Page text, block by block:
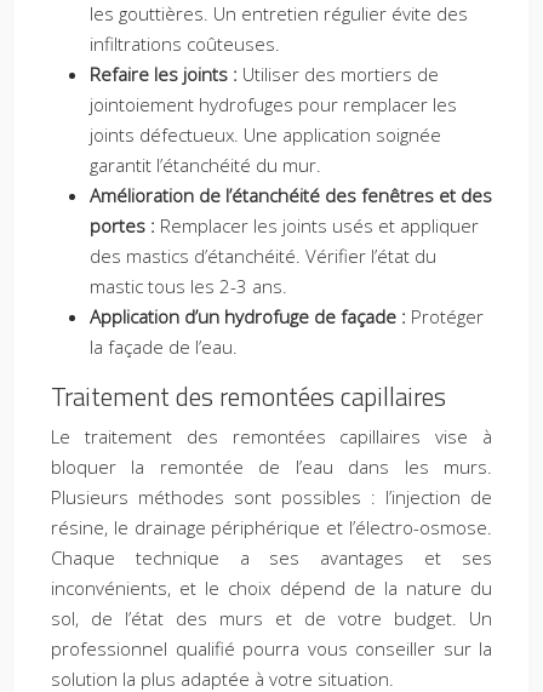
les gouttières. Un entretien régulier évite des
infiltrations coûteuses.
Refaire les joints : Utiliser des mortiers de
jointoiement hydrofuges pour remplacer les
joints défectueux. Une application soignée
garantit l’étanchéité du mur.
Amélioration de l’étanchéité des fenêtres et des
portes : Remplacer les joints usés et appliquer
des mastics d’étanchéité. Vérifier l’état du
mastic tous les 2-3 ans.
Application d’un hydrofuge de façade : Protéger
la façade de l’eau.
Traitement des remontées capillaires
Le traitement des remontées capillaires vise à
bloquer la remontée de l’eau dans les murs.
Plusieurs méthodes sont possibles : l’injection de
résine, le drainage périphérique et l’électro-osmose.
Chaque technique a ses avantages et ses
inconvénients, et le choix dépend de la nature du
sol, de l’état des murs et de votre budget. Un
professionnel qualifié pourra vous conseiller sur la
solution la plus adaptée à votre situation.